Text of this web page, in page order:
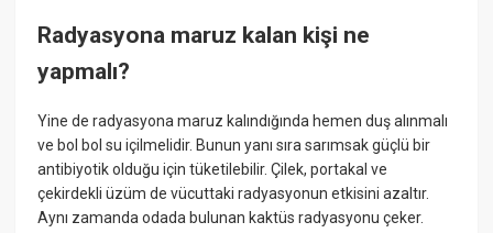
Radyasyona maruz kalan kişi ne
yapmalı?
Yine de radyasyona maruz kalındığında hemen duş alınmalı
ve bol bol su içilmelidir. Bunun yanı sıra sarımsak güçlü bir
antibiyotik olduğu için tüketilebilir. Çilek, portakal ve
çekirdekli üzüm de vücuttaki radyasyonun etkisini azaltır.
Aynı zamanda odada bulunan kaktüs radyasyonu çeker.